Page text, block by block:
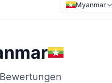
Myanmar